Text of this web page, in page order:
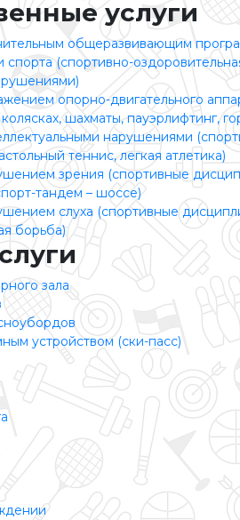
услуги
общеразвивающим
спорта (спортивно-
опорно-двигательного
шахматы, пауэрлифтинг,
нарушениями
теннис, легкая атлетика)
зрения (спортивные
тандем – шоссе)
слуха (спортивные
борьба)
зала
устройством (ски-пасс)